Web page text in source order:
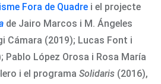
Fora de Quadre i el projecte
de Jairo Marcos i M. Ángeles
Cámara (2019); Lucas Font i
Pablo López Orosa i Rosa María
i el programa Solidaris (2016),